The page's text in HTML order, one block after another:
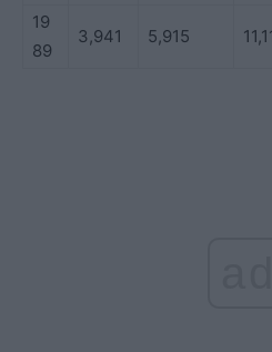
19
89
3,941 5,915